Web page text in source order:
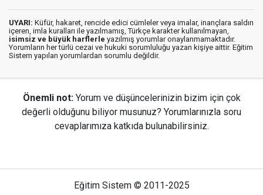
UYARI: Küfür, hakaret, rencide edici cümleler veya imalar, inançlara saldırı
içeren, imla kuralları ile yazılmamış, Türkçe karakter kullanılmayan,
isimsiz ve büyük harflerle yazılmış yorumlar onaylanmamaktadır.
Yorumların her türlü cezai ve hukuki sorumluluğu yazan kişiye aittir. Eğitim
Sistem yapılan yorumlardan sorumlu değildir.
Önemli not: Yorum ve düşüncelerinizin bizim için çok
değerli olduğunu biliyor musunuz? Yorumlarınızla soru
cevaplarımıza katkıda bulunabilirsiniz.
Eğitim Sistem © 2011-2025